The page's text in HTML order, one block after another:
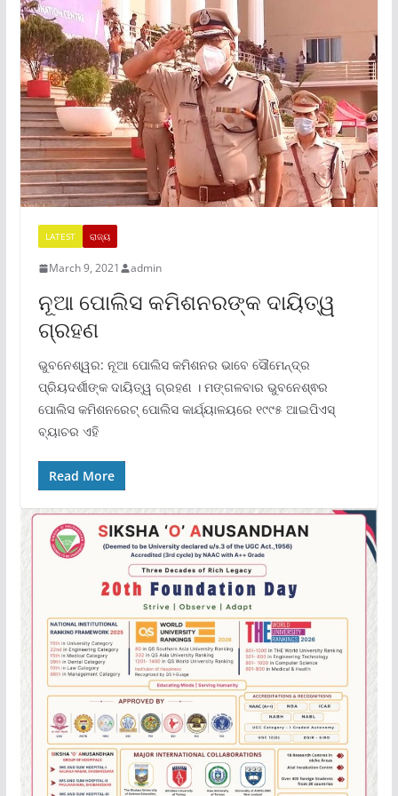
LATEST ରାଜ୍ୟ
March 9, 2021 admin
ନୂଆ ପୋଲିସ କମିଶନରଙ୍କ ଦାୟିତ୍ୱ
ଗ୍ରହଣ
ଭୁବନେଶ୍ୱର: ନୂଆ ପୋଲିସ କମିଶନର ଭାବେ ସୌମେନ୍ଦ୍ର
ପ୍ରିୟଦର୍ଶୀଙ୍କ ଦାୟିତ୍ୱ ଗ୍ରହଣ । ମଙ୍ଗଳବାର ଭୁବନେଶ୍ଵର
ପୋଲିସ କମିଶନରେଟ୍ ପୋଲିସ କାର୍ଯ୍ୟାଳୟରେ ୧୯୯୫ ଆଇପିଏସ୍
ବ୍ୟାଚର ଏହି
Read More